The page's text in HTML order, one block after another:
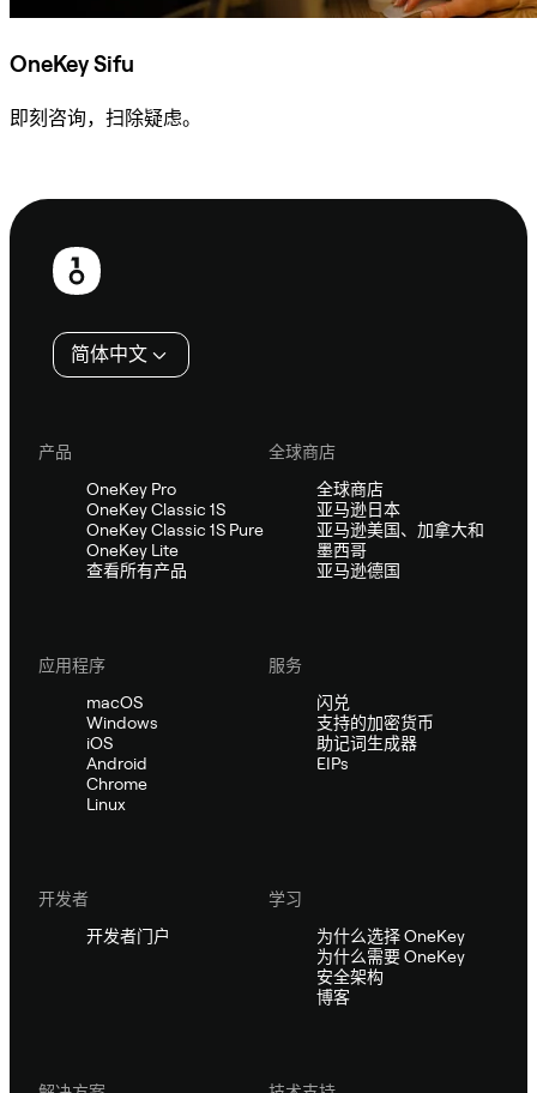
OneKey Sifu
即刻咨询，扫除疑虑。
页
简体中文
产品
OneKey Pro
OneKey Classic 1S
OneKey Classic 1S Pure
OneKey Lite
查看所有产品
全球商店
全球商店
亚马逊日本
亚马逊美国、加拿大和
墨西哥
亚马逊德国
应用程序
macOS
Windows
iOS
Android
Chrome
Linux
服务
闪兑
支持的加密货币
助记词生成器
EIPs
开发者
开发者门户
学习
为什么选择 OneKey
为什么需要 OneKey
安全架构
博客